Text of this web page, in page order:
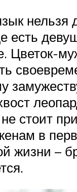
нельзя
есть
Цветок-
стоит
в
жизни –